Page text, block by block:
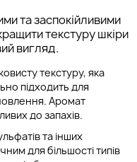
та заспокійливими
текстуру шкіри
вигляд.
текстуру, яка
підходить для
Аромат
до запахів.
та інших
для більшості типів